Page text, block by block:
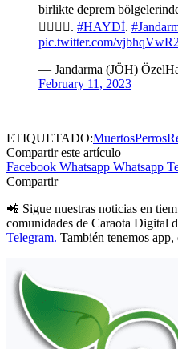
birlikte deprem bölgelerinde
🐕‍🦺🐕‍🦺. #HAYDİ.
pic.twitter.com/
— Jandarma (JÖH)
February 11, 2023
ETIQUETADO:MuertosPerros
Compartir este artículo
Facebook Whatsapp Whatsapp
Compartir
📲 Sigue nuestras noticias en
comunidades de Caraota Digital
Telegram. También tenemos app,